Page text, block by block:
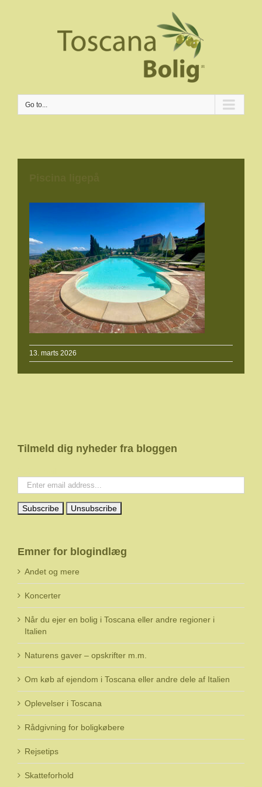
Go to...
13. marts 2026
Tilmeld dig nyheder fra bloggen
Emner for blogindlæg
Andet og mere
Koncerter
Når du ejer en bolig i Toscana eller andre regioner i
Italien
Naturens gaver – opskrifter m.m.
Om køb af ejendom i Toscana eller andre dele af Italien
Oplevelser i Toscana
Rådgivning for boligkøbere
Rejsetips
Skatteforhold